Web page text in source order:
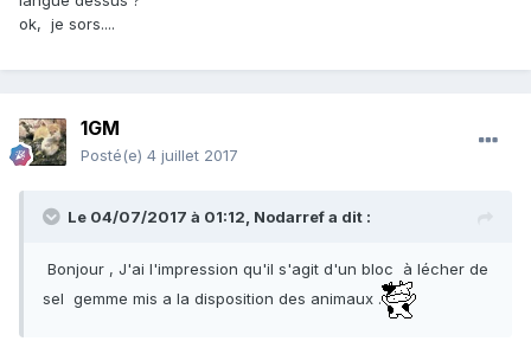
ok, je sors....
1GM
Posté(e) 4 juillet 2017
Le 04/07/2017 à 01:12, Nodarrefa dit :
Bonjour , J'ai l'impression qu'il s'agit d'un bloc à lécher de
sel gemme mis a la disposition des animaux .